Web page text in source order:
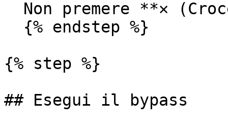
{% step %}
## Esegui il bypass